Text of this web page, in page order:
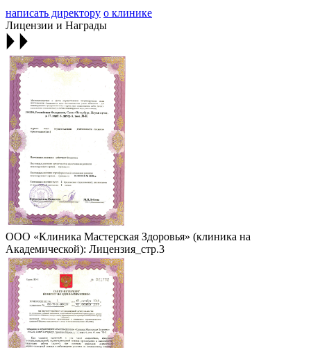
написать директору о клинике
Лицензии и Награды
ООО «Клиника Мастерская Здоровья» (клиника на
Академической): Лицензия_стр.3